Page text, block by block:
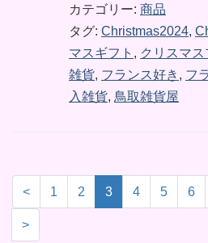
カテゴリー: 商品
タグ: Christmas2024,
マスギフト , クリスマス
雑貨, フランス好き , フ
入雑貨, 鳥取雑貨屋
< 1 2 3 4 5 6
>